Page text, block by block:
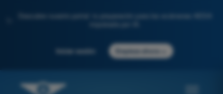
Descubre nuestro portal: tu preparación para los exámenes AESA
Iniciar sesión Empieza ahora